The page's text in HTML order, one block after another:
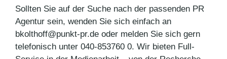
Sollten Sie auf der Suche nach der passenden PR
Agentur sein, wenden Sie sich einfach an
bkolthoff@punkt-pr.de oder melden Sie sich gern
telefonisch unter 040-853760 0. Wir bieten Full-